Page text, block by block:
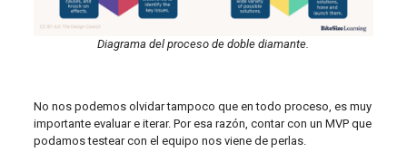
Diagrama del proceso de doble diamante.
No nos podemos olvidar tampoco que en todo proceso, es muy
importante evaluar e iterar. Por esa razón, contar con un MVP que
podamos testear con el equipo nos viene de perlas.